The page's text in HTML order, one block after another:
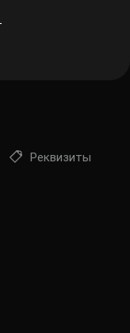
Реквизиты